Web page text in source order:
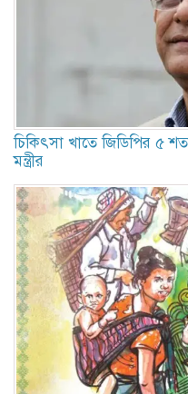
চিকিৎসা খাতে জিডিপির ৫
মন্ত্রীর